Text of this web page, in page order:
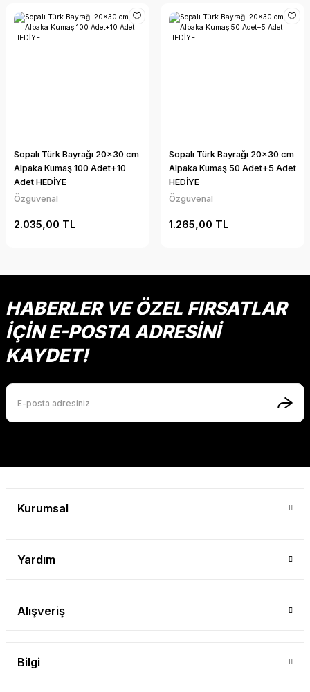
Sopalı Türk Bayrağı 20x30 cm
Alpaka Kumaş 100 Adet+10
Adet HEDİYE
Özgüvenal
2.035,00 TL
Sopalı Türk Bayrağı 20x30 cm
Alpaka Kumaş 50 Adet+5 Adet
HEDİYE
Özgüvenal
1.265,00 TL
HABERLER VE ÖZEL FIRSATLAR
İÇİN E-POSTA ADRESİNİ
KAYDET!
Kurumsal
Yardım
Alışveriş
Bilgi